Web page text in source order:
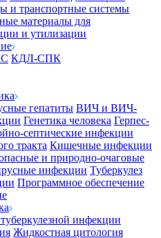
и транспортные системы
материалы для
и утилизации
КДЛ-СПК
гепатиты ВИЧ и ВИЧ-
Генетика человека Герпес-
септические инфекции
тракта Кишечные инфекции
и природно-очаговые
инфекции Туберкулез
Программное обеспечение
инфекции
Жидкостная цитология